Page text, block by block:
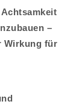
–
Wirkung für